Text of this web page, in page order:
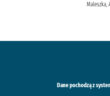
Maleszka,
Dane pochodzą z